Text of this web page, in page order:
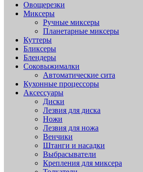
Овощерезки
Миксеры
Ручные миксеры
Планетарные миксеры
Куттеры
Бликсеры
Блендеры
Соковыжималки
Автоматические сита
Кухонные процессоры
Аксессуары
Диски
Лезвия для диска
Ножи
Лезвия для ножа
Венчики
Штанги и насадки
Выбрасыватели
Крепления для миксера